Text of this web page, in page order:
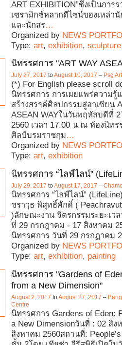
ART EXHIBITION”ซึ่งเป็นการ
เซรามิกซ์หลากดีไซน์ของเหล่า
และนักสร…
Organized by NEWS
Type: art, exhibition, sculpture
นิทรรศการ "ART WAY
July 27, 2017 toAugust 10, 2017 – Psg
(*) For English please scroll
นิทรรศการ การเผยแพร่ความรู้
สร้างสรรค์ศิลปกรรมสู่อาเซียน
ASEAN WAYในวันพฤหัสบดีที่
2560 เวลา 17.00 น.ณ ห้องนิท
ศิลป์บรมราชกุม…
Organized by NEWS
Type: art, exhibition
นิทรรศการ “ไลฟ์ไลน์”
July 29, 2017 toAugust 17, 2017 –
นิทรรศการ “ไลฟ์ไลน์”
ชราวุธ พิสุทธิ์ศักดิ์ (
)ลักษณะงาน จิตรกรรมระยะเว
ที่ 29 กรกฎาคม - 17 สิงหาคม
นิทรรศการ วันที่ 29 กรกฎาคม
Organized by NEWS
Type: art, exhibition, painting
นิทรรศการ "Gardens of
from a New Dimension"
August 2, 2017 toAugust 27, 2017 –
Centre
นิทรรศการ Gardens of Eden:
a New Dimensionวันที่ : 02 สิง
สิงหาคม 2560สถานที่: